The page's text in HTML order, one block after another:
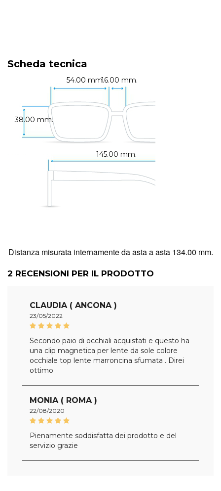
Scheda tecnica
54.00 mm.16.00 mm.
145.00 mm.
38.00 mm.
Distanza misurata internamente da asta a asta 134.00 mm.
2 RECENSIONI PER IL PRODOTTO
CLAUDIA ( ANCONA )
23/05/2022
Secondo paio di occhiali acquistati e questo ha
una clip magnetica per lente da sole colore
occhiale top lente marroncina sfumata . Direi
ottimo
MONIA ( ROMA )
22/08/2020
Pienamente soddisfatta dei prodotto e del
servizio grazie